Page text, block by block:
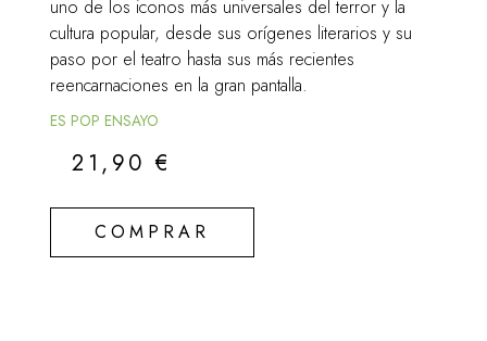
uno de los iconos más universales del terror y la
cultura popular, desde sus orígenes literarios y su
paso por el teatro hasta sus más recientes
reencarnaciones en la gran pantalla.
ES POP ENSAYO
21,90€
COMPRAR